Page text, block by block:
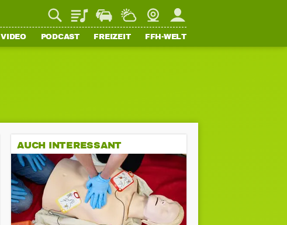
PlaylistStaupilotWetterWebcamMein FFH
VIDEO PODCAST FREIZEIT FFH-WELT
AUCH INTERESSANT